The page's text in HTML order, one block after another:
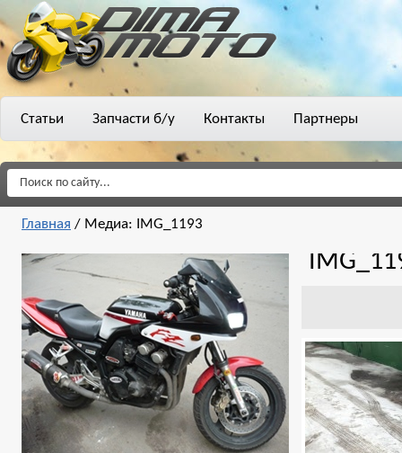
Статьи Запчасти б/у Контакты Партнеры
Главная / Медиа: IMG_1193